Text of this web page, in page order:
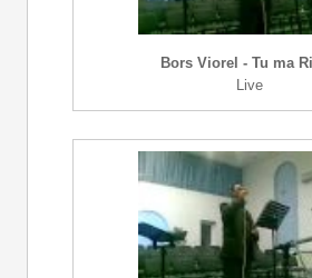
Bors Viorel - Tu ma
Live